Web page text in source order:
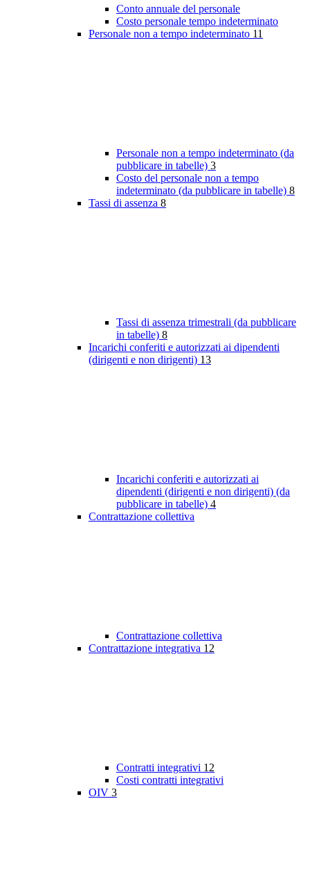
Conto annuale del personale
Costo personale tempo indeterminato
Personale non a tempo indeterminato 11
Personale non a tempo indeterminato (da
pubblicare in tabelle) 3
Costo del personale non a tempo
indeterminato (da pubblicare in tabelle) 8
Tassi di assenza 8
Tassi di assenza trimestrali (da pubblicare
in tabelle) 8
Incarichi conferiti e autorizzati ai dipendenti
(dirigenti e non dirigenti) 13
Incarichi conferiti e autorizzati ai
dipendenti (dirigenti e non dirigenti) (da
pubblicare in tabelle) 4
Contrattazione collettiva
Contrattazione collettiva
Contrattazione integrativa 12
Contratti integrativi 12
Costi contratti integrativi
OIV 3